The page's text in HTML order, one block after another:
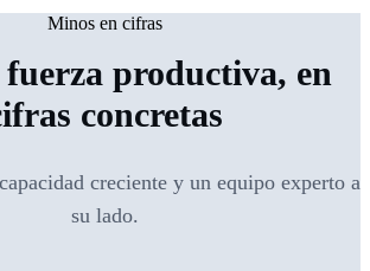
Minos en cifras
productiva, en
concretas
creciente y un equipo experto a
su lado.